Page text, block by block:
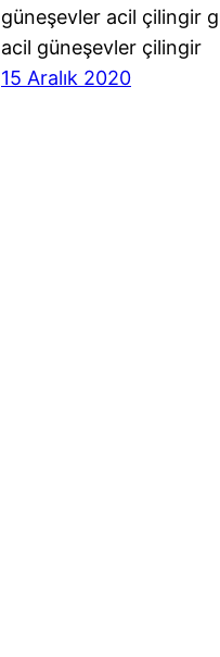
güneşevler acil çilingir
acil güneşevler çilingir
15 Aralık 2020